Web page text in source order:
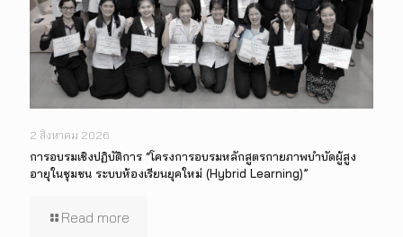
2 สิงหาคม 2026
การอบรมเชิงปฏิบัติการ “โครงการอบรมหลักสูตรกายภาพบำบัดผู้สูง
อายุในชุมชน ระบบห้องเรียนยุคใหม่ (Hybrid Learning)”
Read more